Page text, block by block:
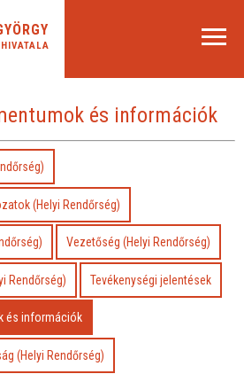
és információk
(Helyi Rendőrség)
Vezetőség (Helyi Rendőrség)
Rendőrség) Tevékenységi jelentések
és információk
(Helyi Rendőrség)